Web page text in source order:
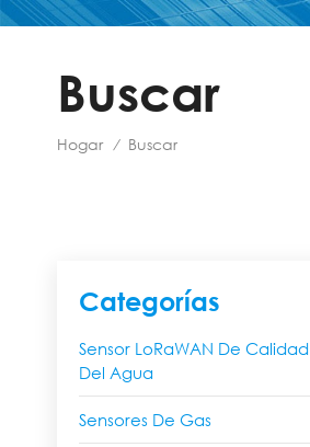
Buscar
Hogar / Buscar
Categorías
Sensor LoRaWAN De Calidad
Del Agua
Sensores De Gas